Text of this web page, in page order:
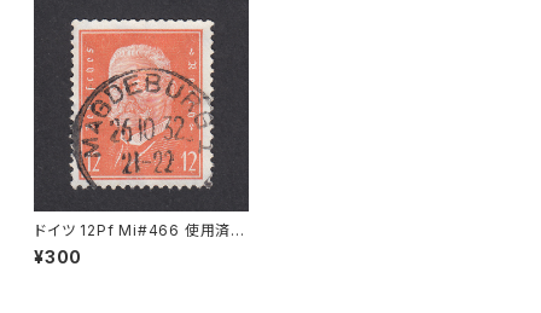
ドイツ 12Pf Mi#466 使用済み
切手｜MAGDEBURG 26.10.1
932
¥300